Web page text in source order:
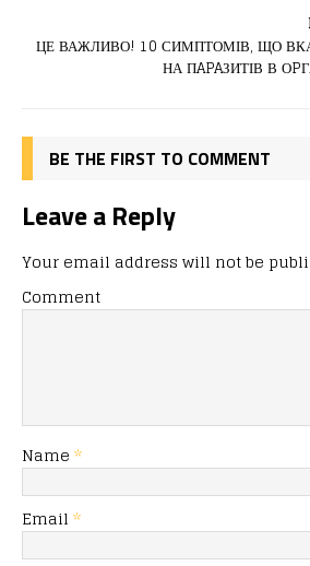
o
o
o
n
ис
я
ЦЕ ВАЖЛИВО! 10 СИМПТОМІВ, ЩО
НА ПAPAЗИТІВ В
BE THE FIRST TO COMMENT
Leave a Reply
Your email address will not be
Comment
Name *
Email *